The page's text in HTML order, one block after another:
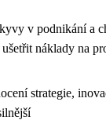
v podnikání a
náklady na
strategie,